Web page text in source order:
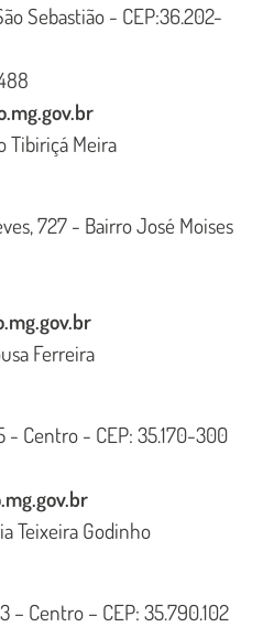
Sebastião - CEP:36.202-
Tibiriçá Meira
727 - Bairro José Moises
Ferreira
- Centro - CEP: 35.170-300
Teixeira Godinho
– Centro – CEP: 35.790.102